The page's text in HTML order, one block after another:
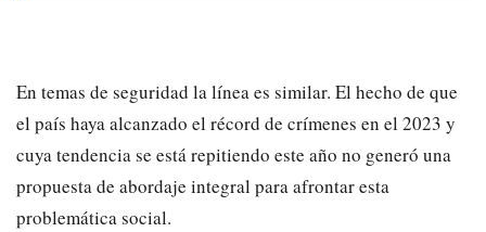
En temas de seguridad la línea es similar. El hecho de que
el país haya alcanzado el récord de crímenes en el 2023 y
cuya tendencia se está repitiendo este año no generó una
propuesta de abordaje integral para afrontar esta
problemática social.